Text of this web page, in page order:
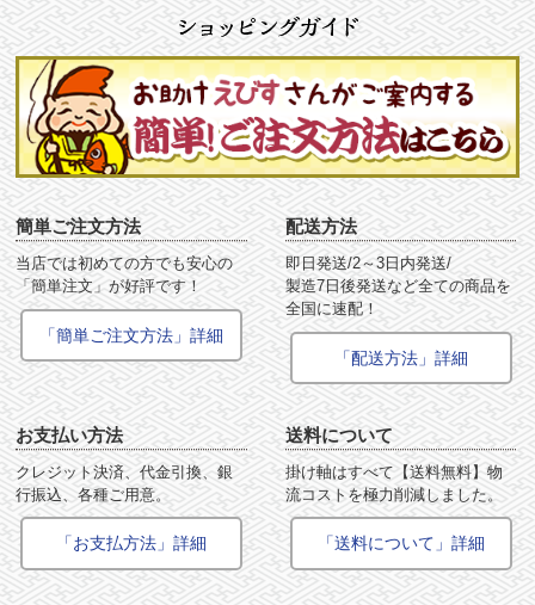
簡単ご注文方法
当店では初めての方でも安心の
「簡単注文」が好評です！
「簡単ご注文方法」詳細
配送方法
即日発送/2～3日内発送/
製造7日後発送など全ての商品を
全国に速配！
「配送方法」詳細
お支払い方法
クレジット決済、代金引換、銀
行振込、各種ご用意。
「お支払方法」詳細
送料について
掛け軸はすべて【送料無料】物
流コストを極力削減しました。
「送料について」詳細